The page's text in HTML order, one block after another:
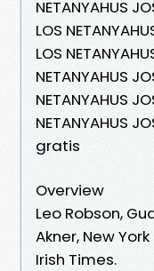
NETANYAHUS
LOS
LOS
NETANYAHUS
NETANYAHUS
NETANYAHUS
gratis
Overview
Leo Robson,
Akner, New
Irish Times.